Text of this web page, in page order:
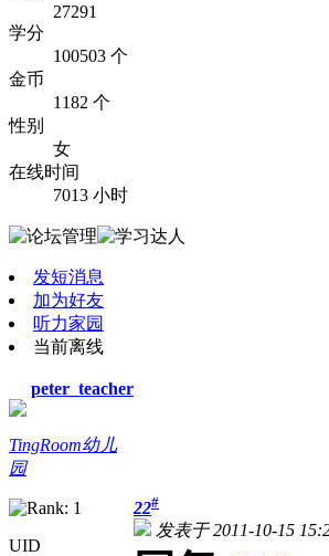
27291
学分
100503 个
金币
1182 个
性别
女
在线时间
7013 小时
发短消息
加为好友
听力家园
当前离线
peter_teacher
TingRoom幼儿
园
UID
22#
发表于 2011-10-15